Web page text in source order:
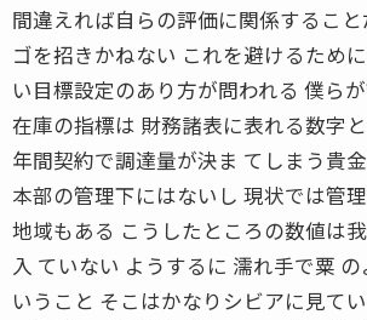
間違えれば自らの評価に関係するこ
ゴを招きかねない これを避けるため
い目標設定のあり方が問われる 僕ら
在庫の指標は 財務諸表に表れる数字
年間契約で調達量が決ま てしまう貴
本部の管理下にはないし 現状では管
地域もある こうしたところの数値は
入 ていない ようするに 濡れ手で粟
いうこと そこはかなりシビアに見て